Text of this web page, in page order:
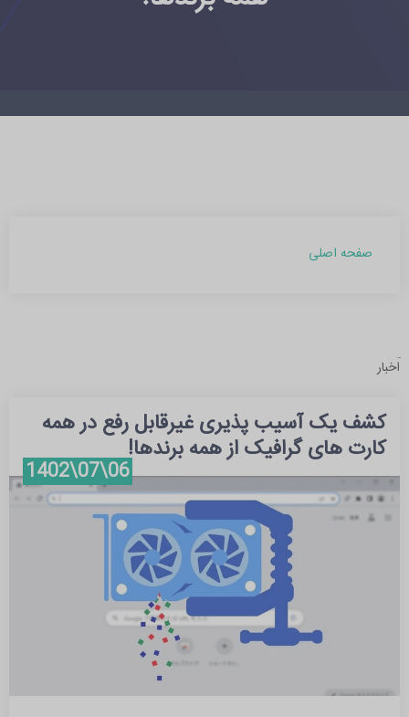
صفحه اصلی
آرشیو مطالب
بهمن 1403 (1)
آبان 1402 (2)
شهریور 1402 (1)
مرداد 1402 (6)
تیر 1402 (2)
خرداد 1401 (1)
اخبار
کشف یک آسیب پذیری غیرقابل رفع در همه
کارت های گرافیک از همه برندها!
06\07\1402